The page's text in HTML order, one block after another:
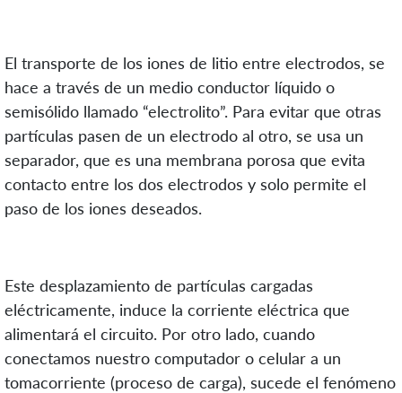
El transporte de los iones de litio entre electrodos, se
hace a través de un medio conductor líquido o
semisólido llamado “electrolito”. Para evitar que otras
partículas pasen de un electrodo al otro, se usa un
separador, que es una membrana porosa que evita
contacto entre los dos electrodos y solo permite el
paso de los iones deseados.
Este desplazamiento de partículas cargadas
eléctricamente, induce la corriente eléctrica que
alimentará el circuito. Por otro lado, cuando
conectamos nuestro computador o celular a un
tomacorriente (proceso de carga), sucede el fenómeno